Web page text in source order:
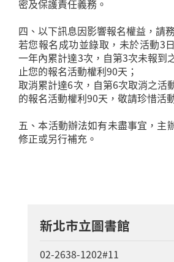
密及保護責任義務。
四、以下訊息因影響報名權益，請
若您報名成功並錄取，未於活動3
一年內累計達3次，自第3次未報到
止您的報名活動權利90天；
取消累計達6次，自第6次取消之活
的報名活動權利90天，敬請珍惜活
五、本活動辦法如有未盡事宜，主
修正或另行補充。
新北市立圖書館
02-2638-1202#11